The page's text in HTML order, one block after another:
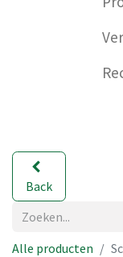
Back
Alle producten